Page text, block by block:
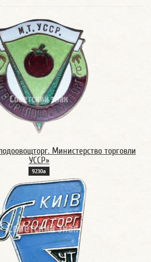
Министерство торговли
УССР»
9230а